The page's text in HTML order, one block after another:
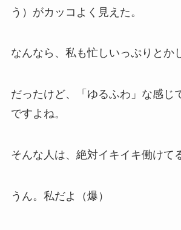
う）がカッコよく見えた。
なんなら、私も忙しいっぷりとか
だったけど、「ゆるふわ」な感じ
ですよね。
そんな人は、絶対イキイキ働けて
うん。私だよ（爆）